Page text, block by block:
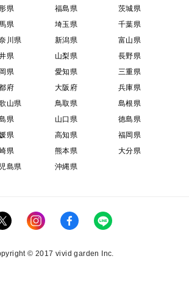
県 福島県
茨城県
県 埼玉県
千葉県
川県 新潟県
富山県
県 山梨県
長野県
県 愛知県
三重県
府 大阪府
兵庫県
山県 鳥取県
島根県
県 山口県
徳島県
県 高知県
福岡県
県 熊本県
大分県
島県 沖縄県
© 2017 vivid garden Inc.